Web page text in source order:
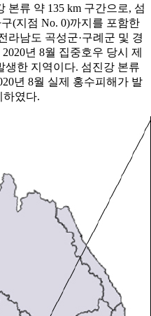
본류 약 135 km 구간으로, 섬
(지점 No. 0)까지를 포함한
라남도 곡성군·구례군 및 경
년 8월 집중호우 당시 제
생한 지역이다. 섬진강 본류
년 8월 실제 홍수피해가 발
하였다.